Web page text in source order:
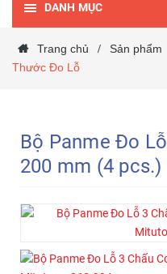
DANH MỤC
Trang chủ / Sản phẩm
Thước Đo Lỗ
Bộ Panme Đo
200 mm (4